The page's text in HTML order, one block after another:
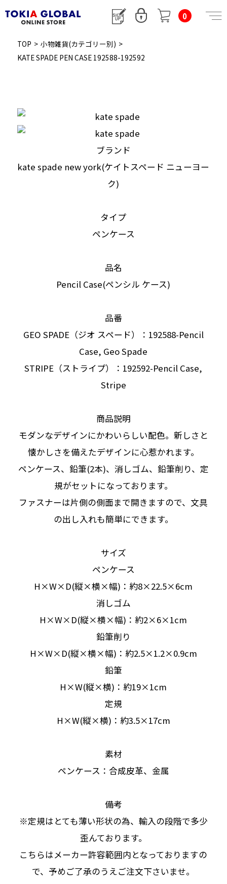
0
TOP > 小物雑貨(カテゴリー別) >
KATE SPADE PEN CASE 192588-192592
ブランド
kate spade new york(ケイトスペード ニューヨー
ク)
タイプ
ペンケース
品名
Pencil Case(ペンシル ケース)
品番
GEO SPADE（ジオ スペード）：192588-Pencil
Case, Geo Spade
STRIPE（ストライプ）：192592-Pencil Case,
Stripe
商品説明
モダンなデザインにかわいらしい配色。新しさと
懐かしさを備えたデザインに心惹かれます。
ペンケース、鉛筆(2本)、消しゴム、鉛筆削り、定
規がセットになっております。
ファスナーは片側の側面まで開きますので、文具
の出し入れも簡単にできます。
サイズ
ペンケース
H×W×D(縦×横×幅)：約8×22.5×6cm
消しゴム
H×W×D(縦×横×幅)：約2×6×1cm
鉛筆削り
H×W×D(縦×横×幅)：約2.5×1.2×0.9cm
鉛筆
H×W(縦×横)：約19×1cm
定規
H×W(縦×横)：約3.5×17cm
素材
ペンケース：合成皮革、金属
備考
※定規はとても薄い形状の為、輸入の段階で多少
歪んております。
こちらはメーカー許容範囲内となっておりますの
で、予めご了承のうえご注文下さいませ。